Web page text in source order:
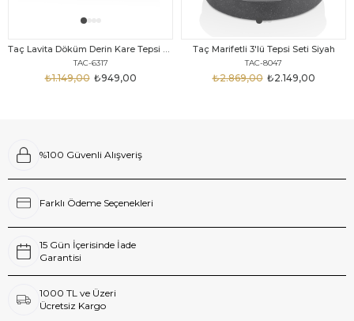
Taç Lavita Döküm Derin Kare Tepsi Siyah
TAC-6317
₺949,00
₺1.149,00
Taç Marifetli 3'lü Tepsi Seti Siyah
TAC-8047
₺2.149,00
₺2.869,00
%100 Güvenli Alışveriş
Farklı Ödeme Seçenekleri
15 Gün İçerisinde İade
Garantisi
1000 TL ve Üzeri
Ücretsiz Kargo